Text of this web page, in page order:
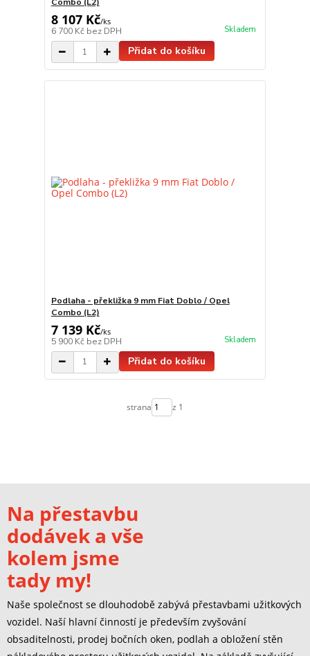
8 107 Kč/ks
6 700 Kč bez DPH Skladem
Přidat do košíku
Podlaha - překližka 9 mm Fiat Doblo / Opel
Combo (L2)
7 139 Kč/ks
5 900 Kč bez DPH Skladem
Přidat do košíku
strana z 1
Na přestavbu
dodávek a vše
kolem jsme
tady my!
Naše společnost se dlouhodobě zabývá přestavbami užitkových
vozidel. Naší hlavní činností je především zvyšování
obsaditelnosti, prodej bočních oken, podlah a obložení stěn